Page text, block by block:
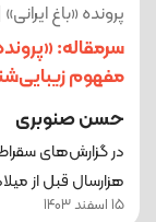
پرونده «باغ
سرمقاله:
مفهوم
حسن صنوبری
در گزارش‌های
هزارسال قبل از
15 اسفند 1403